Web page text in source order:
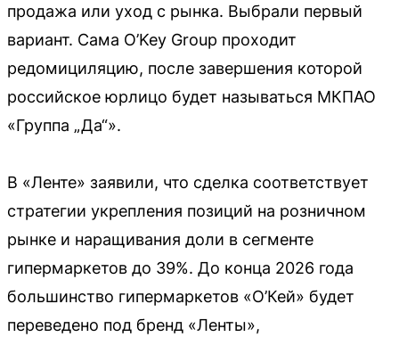
продажа или уход с рынка. Выбрали первый
вариант. Сама O’Key Group проходит
редомициляцию, после завершения которой
российское юрлицо будет называться МКПАО
«Группа „Да“».
В «Ленте» заявили, что сделка соответствует
стратегии укрепления позиций на розничном
рынке и наращивания доли в сегменте
гипермаркетов до 39%. До конца 2026 года
большинство гипермаркетов «О’Кей» будет
переведено под бренд «Ленты»,